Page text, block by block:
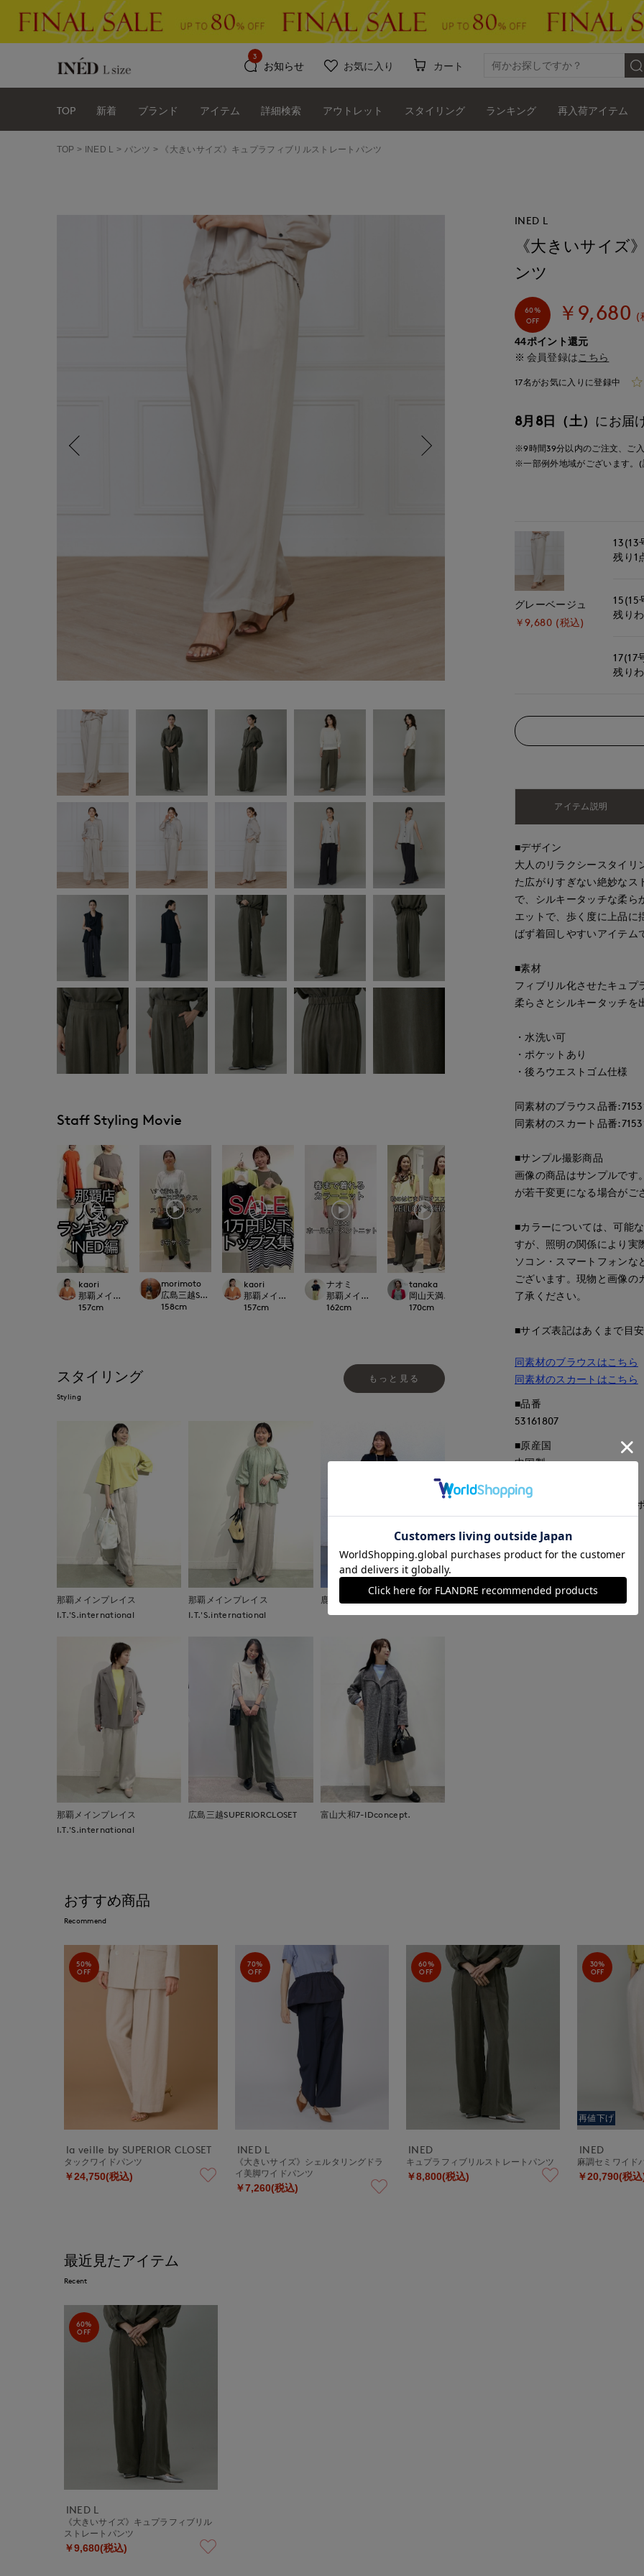
お知らせ
3
お気に入り カート
TOP 新着 ブランド アイテム 詳細検索 アウトレット スタイリング ランキング 再入荷アイテム
TOP INED L パンツ 《大きいサイズ》キュプラフィブリルストレートパンツ
Staff Styling Movie
kaori
那覇メインプレイスI.T.'S.international
157cm
morimoto
広島三越SUPERIORCLOSET
158cm
kaori
那覇メインプレイスI.T.'S.international
157cm
ナオミ
那覇メインプレイスI.T.'S.international
162cm
tanaka
岡山天満屋SUPERIORCLOSET
170cm
盛岡川徳SUPERIOR CLOSET
kaori
那覇メインプレ
スタイリング
Styling
もっと見る
那覇メインプレイス
I.T.'S.international
那覇メインプレイス
I.T.'S.international
鹿児島山形屋INED
那覇メインプレイス
I.T.'S.international
広島三越SUPERIORCLOSET 富山大和7-IDconcept.
INED L
《大きいサイズ
ンツ
60%
OFF
￥9,680 (
44ポイント還元
会員登録は こちら
17名がお気に入りに登録中
8月8日（土） にお届
※9時間39分以内のご注文、ご
※一部例外地域がございます。(
グレーベージュ
￥9,680 (税込)
13(13
残り1
15(15
残り
17(17
残り
アイテム説明
■デザイン
大人のリラクシースタイリ
た広がりすぎない絶妙なス
で、シルキータッチな柔ら
エットで、歩く度に上品に
ばず着回しやすいアイテム
■素材
フィブリル化させたキュプ
柔らさとシルキータッチを
・水洗い可
・ポケットあり
・後ろウエストゴム仕様
同素材のブラウス品番
同素材のスカート品番
■サンプル撮影商品
画像の商品はサンプルです
が若干変更になる場合がご
■カラーについては、可能
すが、照明の関係により実
ソコン・スマートフォンな
ございます。現物と画像の
了承ください。
■サイズ表記はあくまで目安
同素材のブラウスはこちら
同素材のスカートはこちら
■品番
53161807
■原産国
中国製
■クオリティ
表地:キュプラ 100% 裏地:
取り扱いについて
おすすめ商品
Recommend
50%
OFF
la veille by SUPERIOR CLOSET
タックワイドパンツ
￥24,750(税込)
70%
OFF
INED L
《大きいサイズ》シェルタリングドラ
イ美脚ワイドパンツ
￥7,260(税込)
60%
OFF
INED
キュプラフィブリルストレートパンツ
￥8,800(税込)
30%
OFF
再値下げ
INED
麻調セミワイド
￥20,790(税込
最近見たアイテム
Recent
60%
OFF
INED L
《大きいサイズ》キュプラフィブリル
ストレートパンツ
￥9,680(税込)